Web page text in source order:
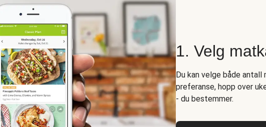
1. Velg
Du kan velge både
preferanse, hopp over
- du bestemmer.